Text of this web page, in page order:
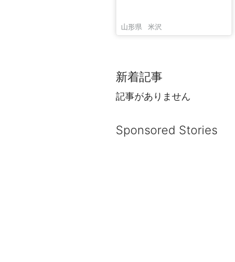
山形県 米沢
新着記事
記事がありません
Sponsored Stories